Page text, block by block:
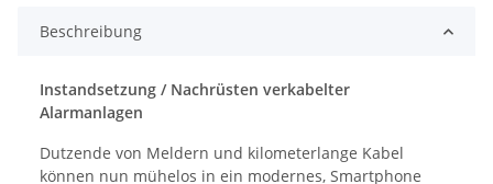
Beschreibung
Instandsetzung / Nachrüsten verkabelter
Alarmanlagen
Dutzende von Meldern und kilometerlange Kabel
können nun mühelos in ein modernes, Smartphone